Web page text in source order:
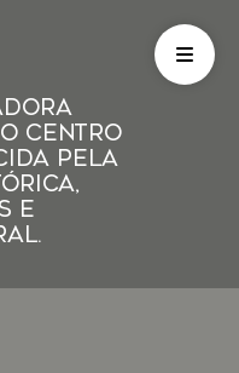
centro
pela
e